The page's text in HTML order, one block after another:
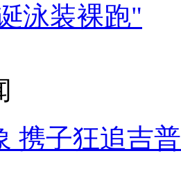
泳装裸跑"
携子狂追吉